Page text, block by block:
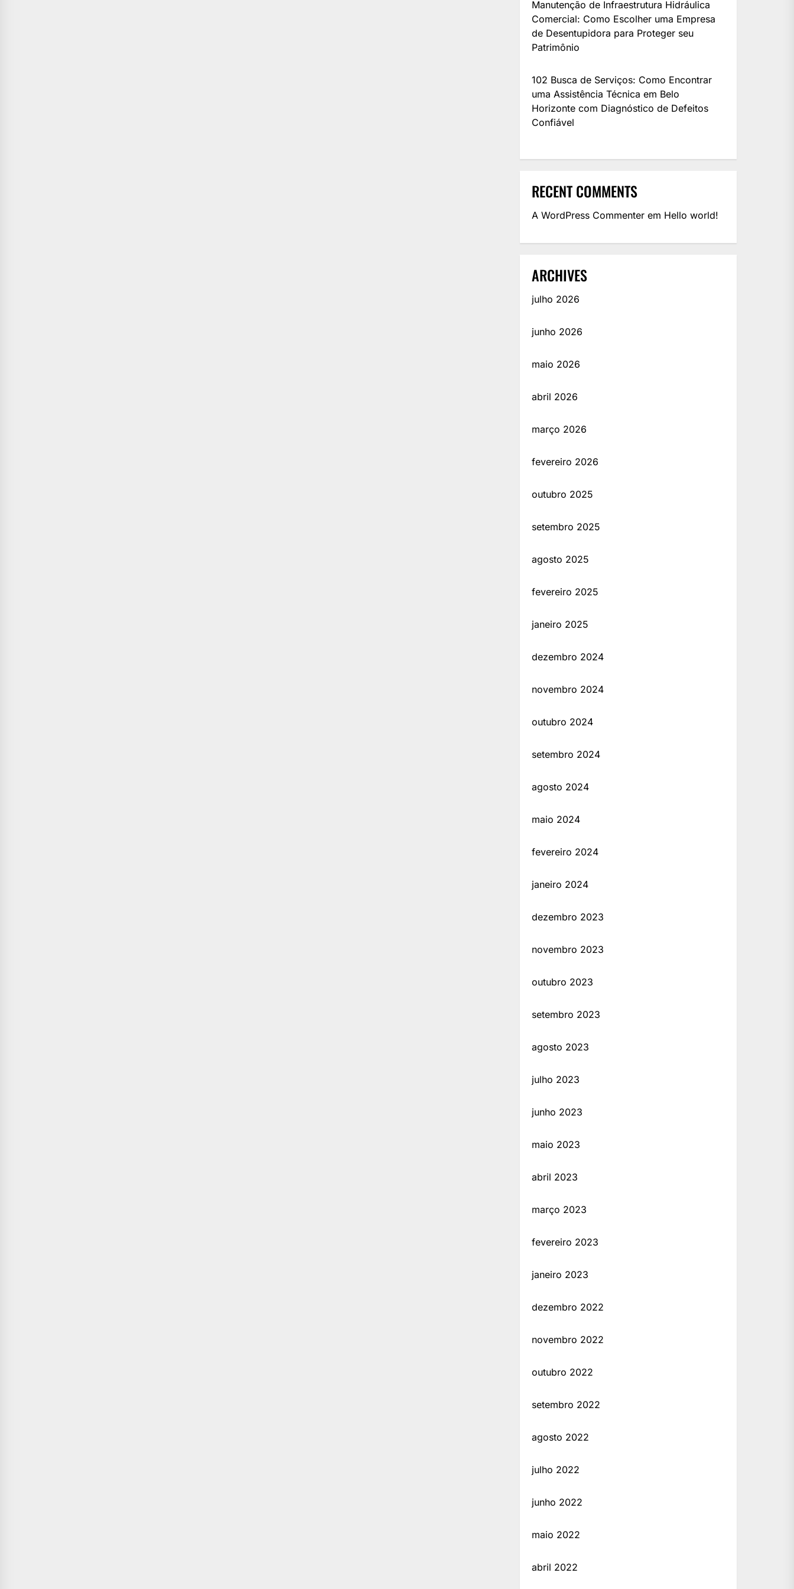
Manutenção de Infraestrutura Hidráulica
Comercial: Como Escolher uma Empresa
de Desentupidora para Proteger seu
Patrimônio
102 Busca de Serviços: Como Encontrar
uma Assistência Técnica em Belo
Horizonte com Diagnóstico de Defeitos
Confiável
RECENT COMMENTS
A WordPress Commenter em Hello world!
ARCHIVES
julho 2026
junho 2026
maio 2026
abril 2026
março 2026
fevereiro 2026
outubro 2025
setembro 2025
agosto 2025
fevereiro 2025
janeiro 2025
dezembro 2024
novembro 2024
outubro 2024
setembro 2024
agosto 2024
maio 2024
fevereiro 2024
janeiro 2024
dezembro 2023
novembro 2023
outubro 2023
setembro 2023
agosto 2023
julho 2023
junho 2023
maio 2023
abril 2023
março 2023
fevereiro 2023
janeiro 2023
dezembro 2022
novembro 2022
outubro 2022
setembro 2022
agosto 2022
julho 2022
junho 2022
maio 2022
abril 2022